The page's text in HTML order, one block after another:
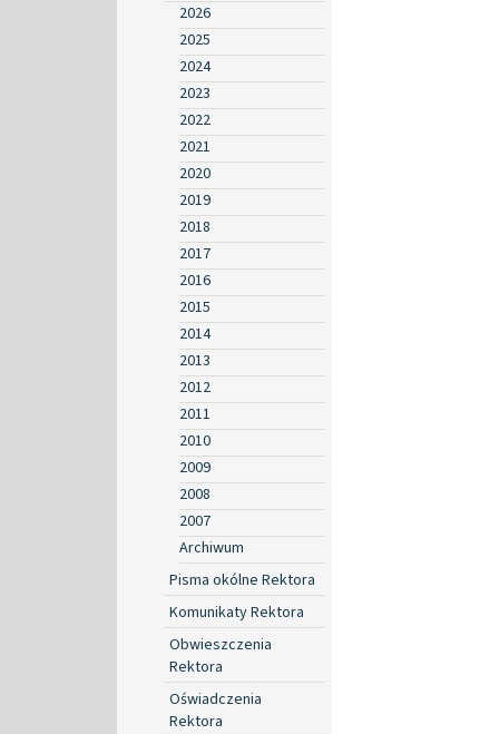
2026
2025
2024
2023
2022
2021
2020
2019
2018
2017
2016
2015
2014
2013
2012
2011
2010
2009
2008
2007
Archiwum
Pisma okólne Rektora
Komunikaty Rektora
Obwieszczenia
Rektora
Oświadczenia
Rektora